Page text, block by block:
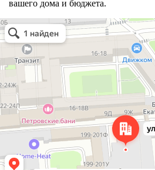
вашего дома и бюджета.